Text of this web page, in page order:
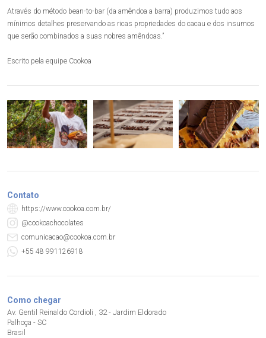
Através do método bean-to-bar (da amêndoa a barra) produzimos tudo aos
mínimos detalhes preservando as ricas propriedades do cacau e dos insumos
que serão combinados a suas nobres amêndoas.”
Escrito pela equipe Cookoa
Contato
https://www.cookoa.com.br/
@cookoachocolates
comunicacao@cookoa.com.br
+55 48 991126918
Como chegar
Av. Gentil Reinaldo Cordioli , 32 - Jardim Eldorado
Palhoça - SC
Brasil